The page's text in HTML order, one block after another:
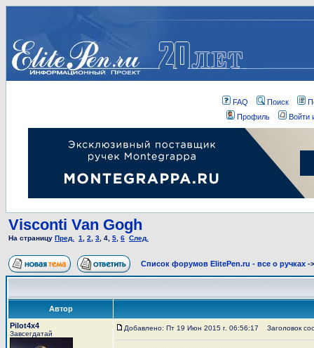
FAQ Поиск
Профиль
Войти
Visconti Van Gogh
На страницу Пред. 1 2 3 4 5 6 След.
Список форумов ElitePen.ru - все о ручках -
Автор
Pilot4x4
Завсегдатай
Добавлено: Пт 19 Июн 2015 г. 06:56:17 Заголовок